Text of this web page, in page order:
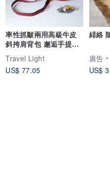
率性抓皺兩用高級牛皮
斜挎肩背包 邂逅手提包
Travel Light
US$ 77.05
緋絡
廣告
US$